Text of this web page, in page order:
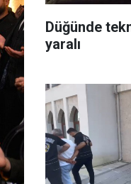
Düğünde
yaralı